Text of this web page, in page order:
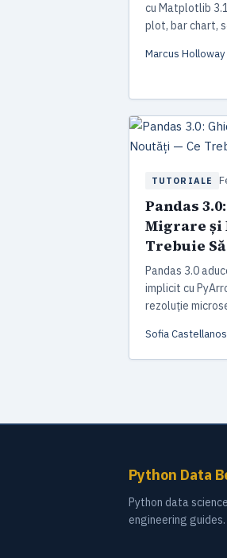
cu Matplotlib
plot, bar chart,
cele mai bune
Marcus Holloway
TUTORIALE
Pandas
Migrare și
Trebuie
Pandas 3.0
implicit cu
rezoluție
pandas 2.x la 3.0.
Sofia Castellanos
Python Data
Python data
engineering guides.